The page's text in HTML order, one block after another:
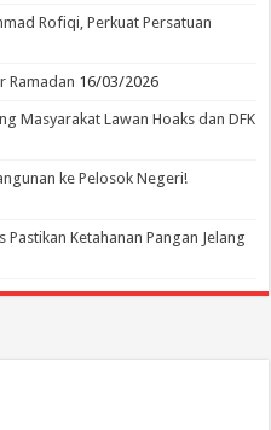
Rofiqi, Perkuat Persatuan
Ramadan 16/03/2026
Masyarakat Lawan Hoaks dan DFK
ke Pelosok Negeri!
Ketahanan Pangan Jelang